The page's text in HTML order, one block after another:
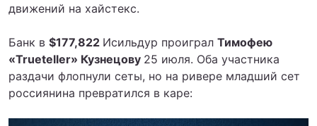
движений на хайстекс.
Банк в $177,822 Исильдур проиграл Тимофею
«Trueteller» Кузнецову 25 июля. Оба участника
раздачи флопнули сеты, но на ривере младший сет
россиянина превратился в каре: